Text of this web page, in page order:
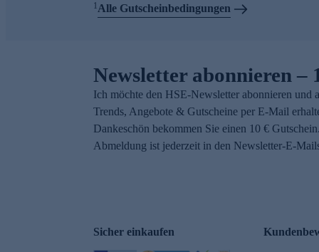
1Alle Gutscheinbedingungen
Newsletter abonnieren –
Ich möchte den HSE-Newsletter abonnieren und
Trends, Angebote & Gutscheine per E-Mail
Dankeschön bekommen Sie einen 10 €
Abmeldung ist jederzeit in den Newsletter-E-
Sicher einkaufen